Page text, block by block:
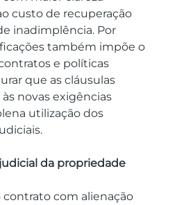
custo de recuperação
inadimplência. Por
também impõe o
e políticas
que as cláusulas
novas exigências
utilização dos
da propriedade
com alienação